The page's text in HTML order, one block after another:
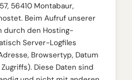
56410 Montabaur,
Beim Aufruf unserer
durch den Hosting-
Server-Logfiles
Browsertyp, Datum
Diese Daten sind